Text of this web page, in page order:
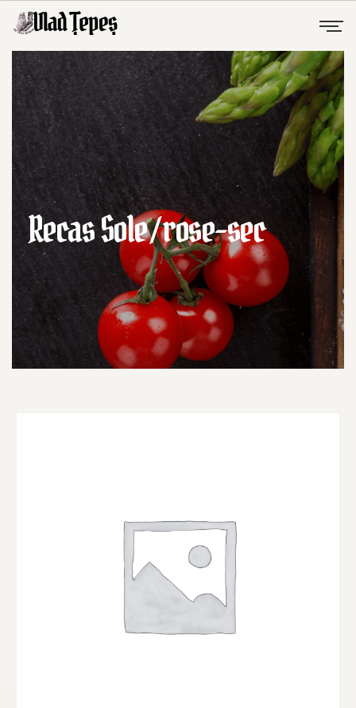
Recas Sole / rose-sec